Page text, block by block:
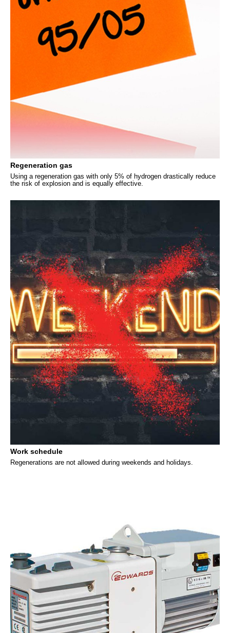
Regeneration gas
Using a regeneration gas with only 5% of hydrogen drastically reduce
the risk of explosion and is equally effective.
Work schedule
Regenerations are not allowed during weekends and holidays.